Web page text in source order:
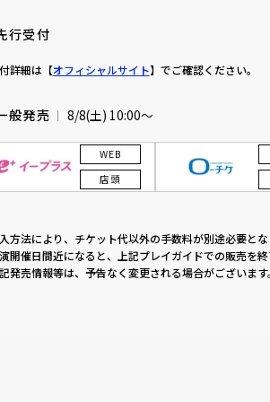
行受付
詳細は【オフィシャルサイト】でご確認ください。
般発売 8/8(土) 10:00〜
WEB
店頭
方法により、チケット代以外の手数料が別途必要と
開催日間近になると、上記プレイガイドでの販売を終
発売情報等は、予告なく変更される場合がございます。